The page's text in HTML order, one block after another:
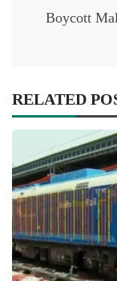
Boycott
RELATED